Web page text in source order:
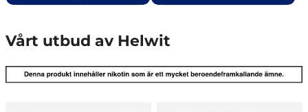
Vårt utbud av Helwit